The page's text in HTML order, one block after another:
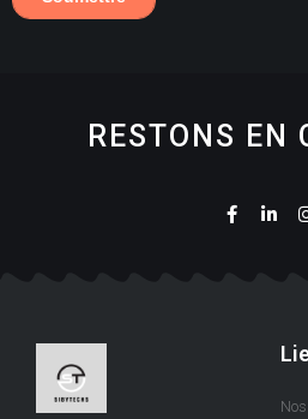
RESTONS EN